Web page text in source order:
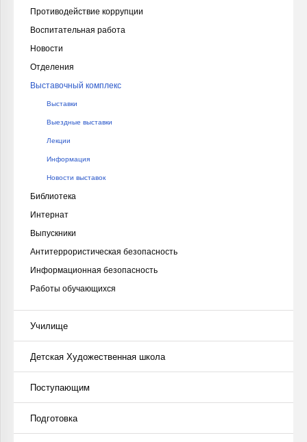
Противодействие коррупции
Воспитательная работа
Новости
Отделения
Выставочный комплекс
Выставки
Выездные выставки
Лекции
Информация
Новости выставок
Библиотека
Интернат
Выпускники
Антитеррористическая безопасность
Информационная безопасность
Работы обучающихся
Училище
Детская Художественная школа
Поступающим
Подготовка